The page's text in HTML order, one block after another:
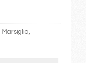
Marsiglia,